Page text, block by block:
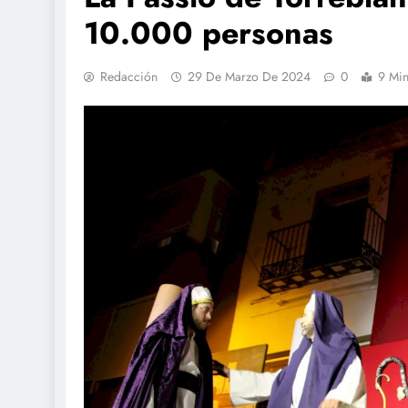
10.000 personas
Redacción 29 De Marzo De 2024 0 9